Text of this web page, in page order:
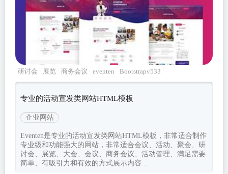
研讨会 展览 商务会议 eventen Bootstrapv533
专业的活动宣发类网站HTML模板
企业网站
Eventen是专业的活动宣发类网站HTML模板，非常适合制作
专业级和功能强大的网站，非常适合会议、活动、聚会、研
讨会、展览、大会、会议、商务会议、活动管理、满足需要
简单、有吸引力和有效的方式展示内容...